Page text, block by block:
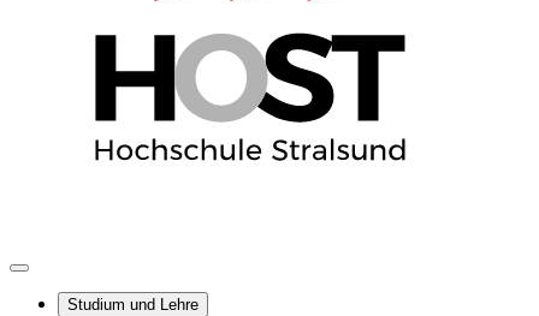
Studium und Lehre